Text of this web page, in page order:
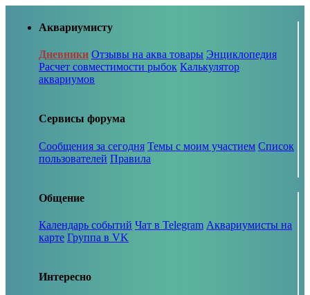
Аквариумисту
Дневники Отзывы на аква товары Энциклопедия
Расчет совместимости рыбок Калькулятор
аквариумов
Сервисы форума
Сообщения за сегодня Темы с моим участием Список
пользователей Правила
Общение
Календарь событий Чат в Telegram Аквариумисты на
карте Группа в VK
Интересно